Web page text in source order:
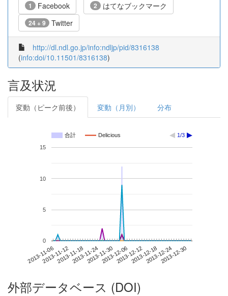
1 Facebook 2 はてなブックマーク
24 + 9 Twitter
http://dl.ndl.go.jp/info:ndljp/pid/8316138
(info:doi/10.11501/8316138)
言及状況
変動（ピーク前後） 変動（月別） 分布
合計 Delicious 1/3
2013-11-062013-11-122013-11-182013-11-242013-11-302013-12-062013-12-122013-12-182013-12-242013-12-30
0
5
10
15
外部データベース (DOI)